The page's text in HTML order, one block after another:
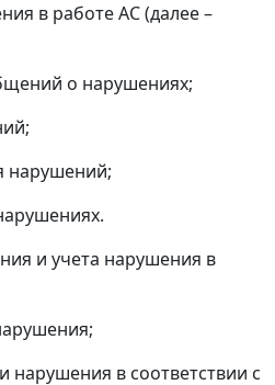
в работе АС (далее–
о нарушениях;
нарушений;
и учета нарушения в
нарушения в соответствии с